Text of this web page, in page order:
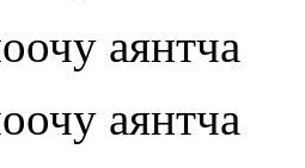
аянтча
аянтча